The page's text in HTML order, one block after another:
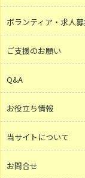
ボランティア・求人
ご支援のお願い
Q&A
お役立ち情報
当サイトについて
お問合せ